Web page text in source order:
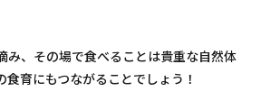
み、その場で食べることは貴重な自然体
育にもつながることでしょう！